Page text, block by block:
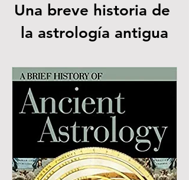
Una breve historia de
la astrología antigua